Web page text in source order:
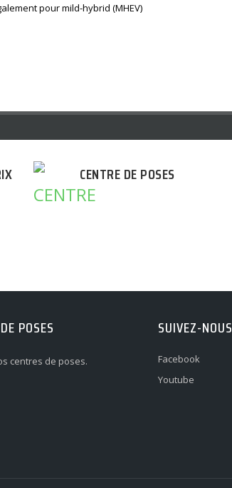
pour mild-hybrid (MHEV)
CENTRE DE POSES
POSES
centres de poses.
SUIVEZ-NOUS
Facebook
Youtube